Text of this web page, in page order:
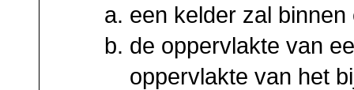
een kelder zal
de oppervlakte van
oppervlakte van het